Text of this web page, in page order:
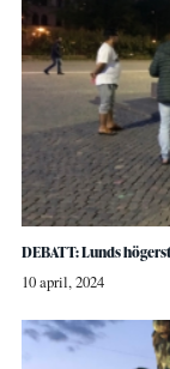
DEBATT: Lunds
10 april, 2024